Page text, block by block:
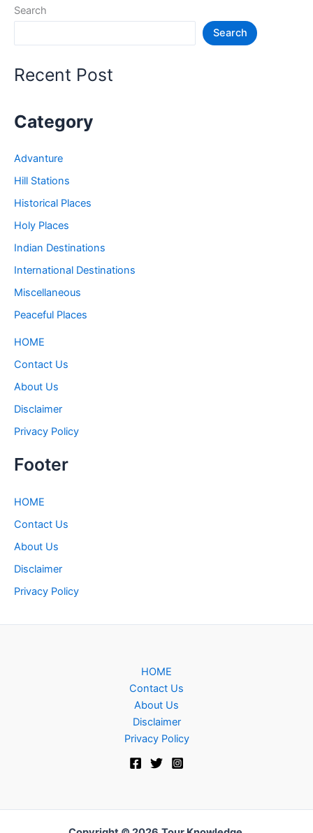
जगह
Places
Search
Search
Recent Post
Category
Advanture
Hill Stations
Historical Places
Holy Places
Indian Destinations
International Destinations
Miscellaneous
Peaceful Places
HOME
Contact Us
About Us
Disclaimer
Privacy Policy
Footer
HOME
Contact Us
About Us
Disclaimer
Privacy Policy
HOME
Contact Us
About Us
Disclaimer
Privacy Policy